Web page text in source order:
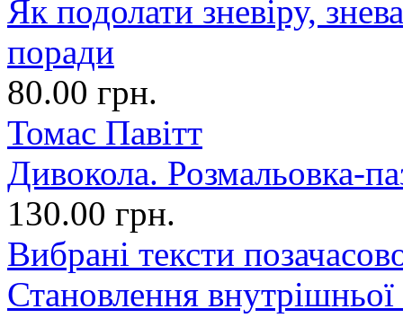
Як подолати зневіру,
поради
80.00 грн.
Томас Павітт
Дивокола. Розмальовка-
130.00 грн.
Вибрані тексти
Становлення